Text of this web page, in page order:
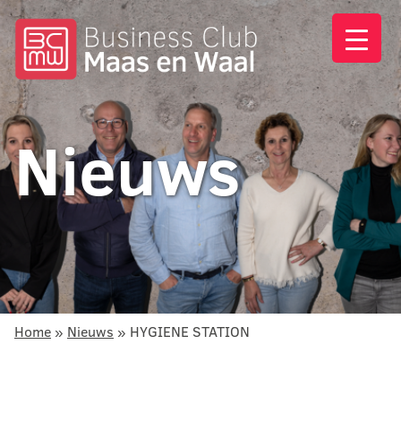
Nieuws
Home » Nieuws » HYGIENE STATION